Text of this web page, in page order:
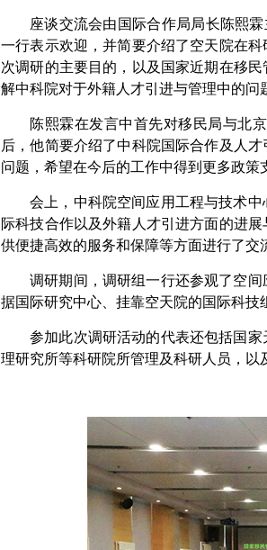
座谈交流会由国际合作局局长陈熙
一行表示欢迎，并简要介绍了空天院在
次调研的主要目的，以及国家近期在移
解中科院对于外籍人才引进与管理中的问
陈熙霖在发言中首先对移民局与北
后，他简要介绍了中科院国际合作及人
问题，希望在今后的工作中得到更多政策
会上，中科院空间应用工程与技术
际科技合作以及外籍人才引进方面的进
供便捷高效的服务和保障等方面进行了交
调研期间，调研组一行还参观了空
据国际研究中心、挂靠空天院的国际科技
参加此次调研活动的代表还包括国
理研究所等科研院所管理及科研人员，以